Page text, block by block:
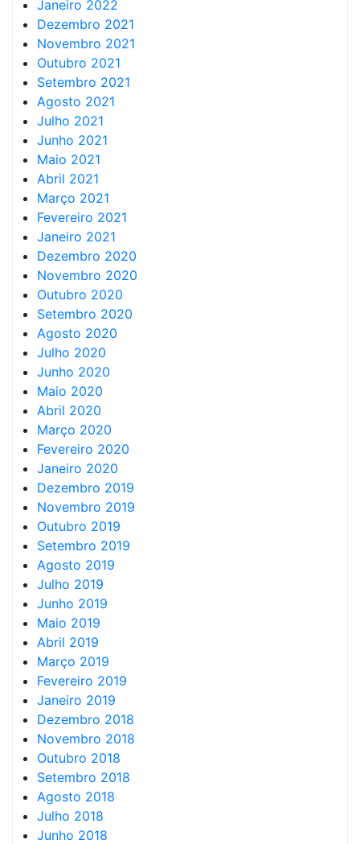
Janeiro 2022
Dezembro 2021
Novembro 2021
Outubro 2021
Setembro 2021
Agosto 2021
Julho 2021
Junho 2021
Maio 2021
Abril 2021
Março 2021
Fevereiro 2021
Janeiro 2021
Dezembro 2020
Novembro 2020
Outubro 2020
Setembro 2020
Agosto 2020
Julho 2020
Junho 2020
Maio 2020
Abril 2020
Março 2020
Fevereiro 2020
Janeiro 2020
Dezembro 2019
Novembro 2019
Outubro 2019
Setembro 2019
Agosto 2019
Julho 2019
Junho 2019
Maio 2019
Abril 2019
Março 2019
Fevereiro 2019
Janeiro 2019
Dezembro 2018
Novembro 2018
Outubro 2018
Setembro 2018
Agosto 2018
Julho 2018
Junho 2018